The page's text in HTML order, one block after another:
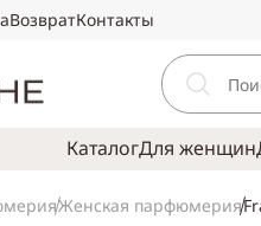
ВозвратКонтакты
КаталогДля женщин
Женская парфюмерия